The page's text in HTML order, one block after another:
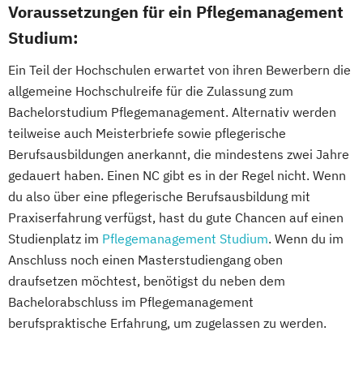
Voraussetzungen für ein Pflegemanagement
Studium:
Ein Teil der Hochschulen erwartet von ihren Bewerbern die
allgemeine Hochschulreife für die Zulassung zum
Bachelorstudium Pflegemanagement. Alternativ werden
teilweise auch Meisterbriefe sowie pflegerische
Berufsausbildungen anerkannt, die mindestens zwei Jahre
gedauert haben. Einen NC gibt es in der Regel nicht. Wenn
du also über eine pflegerische Berufsausbildung mit
Praxiserfahrung verfügst, hast du gute Chancen auf einen
Studienplatz im Pflegemanagement Studium. Wenn du im
Anschluss noch einen Masterstudiengang oben
draufsetzen möchtest, benötigst du neben dem
Bachelorabschluss im Pflegemanagement
berufspraktische Erfahrung, um zugelassen zu werden.